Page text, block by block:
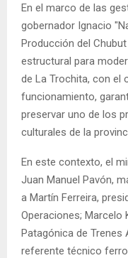
En el marco de las
gobernador Ignacio
Producción del
estructural para
de La Trochita, con el
funcionamiento,
preservar uno de los
culturales de la
En este contexto, el
Juan Manuel Pavón,
a Martín Ferreira,
Operaciones; Marcelo
Patagónica de Trenes
referente técnico